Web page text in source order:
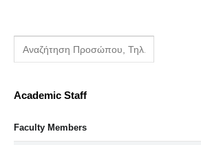
Academic Staff
Faculty Members